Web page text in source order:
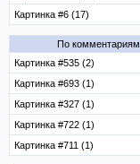
Картинка #6 (17)
По комментариям
Картинка #535 (2)
Картинка #693 (1)
Картинка #327 (1)
Картинка #722 (1)
Картинка #711 (1)